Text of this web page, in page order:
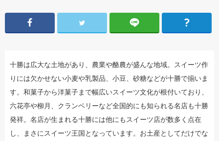
十勝は広大な土地があり、農業や酪農が盛んな地域。スイーツ作
りには欠かせない小麦や乳製品、小豆、砂糖などが十勝で揃いま
す。和菓子から洋菓子まで幅広いスイーツ文化が根付いており、
六花亭や柳月、クランベリーなど全国的にも知られる名店も十勝
発祥。名店が生まれる十勝には他にもスイーツ店が数多く点在
し、まさにスイーツ王国となっています。お土産としてだけでな